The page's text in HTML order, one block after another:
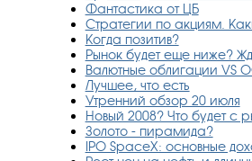
Фантастика от ЦБ
Стратегии по акциям.
Когда позитив?
Рынок будет еще ниже?
Валютные облигации VS
Лучшее, что есть
Утренний обзор 20 июля
Новый 2008? Что будет с
Золото - пирамида?
IPO SpaceX: основные